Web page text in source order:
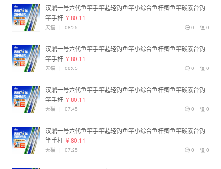
汉鼎一号六代鱼竿手竿超轻钓鱼竿小综合鱼杆鲫鱼竿碳素台钓
竿手杆 ¥ 80.11
0
0
天猫 | 08:25
汉鼎一号六代鱼竿手竿超轻钓鱼竿小综合鱼杆鲫鱼竿碳素台钓
竿手杆 ¥ 80.11
0
0
天猫 | 08:05
汉鼎一号六代鱼竿手竿超轻钓鱼竿小综合鱼杆鲫鱼竿碳素台钓
竿手杆 ¥ 80.11
0
0
天猫 | 07:45
汉鼎一号六代鱼竿手竿超轻钓鱼竿小综合鱼杆鲫鱼竿碳素台钓
竿手杆 ¥ 80.11
0
0
天猫 | 07:25